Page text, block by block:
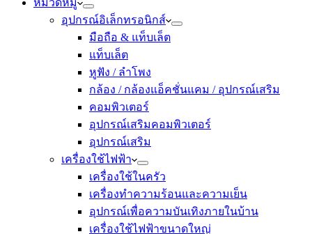
หมวดหมู่
อุปกรณ์อิเล็กทรอนิกส์
มือถือ & แท็บเล็ต
แท็บเล็ต
หูฟัง / ลำโพง
กล้อง / กล้องแอ็คชั่นแคม / อุปกรณ์เสริม
คอมพิวเตอร์
อุปกรณ์เสริมคอมพิวเตอร์
อุปกรณ์เสริม
เครื่องใช้ไฟฟ้า
เครื่องใช้ในครัว
เครื่องทำความร้อนและความเย็น
อุปกรณ์เพื่อความบันเทิงภายในบ้าน
เครื่องใช้ไฟฟ้าขนาดใหญ่